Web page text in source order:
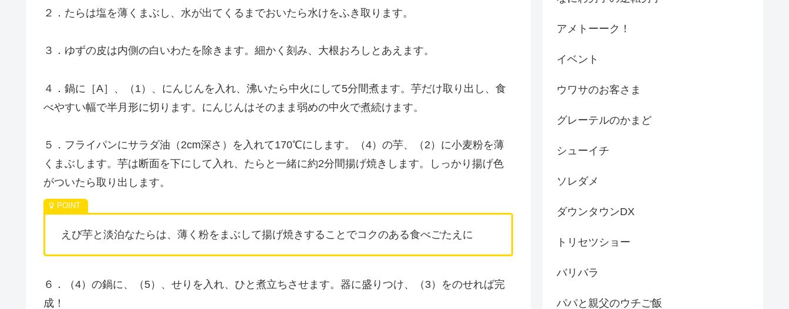
２．たらは塩を薄くまぶし、水が出てくるまでおいたら水けをふき取ります。
３．ゆずの皮は内側の白いわたを除きます。細かく刻み、大根おろしとあえます。
４．鍋に［A］、（1）、にんじんを入れ、沸いたら中火にして5分間煮ます。芋だけ取り出し、食
べやすい幅で半月形に切ります。にんじんはそのまま弱めの中火で煮続けます。
５．フライパンにサラダ油（2cm深さ）を入れて170℃にします。（4）の芋、（2）に小麦粉を薄
くまぶします。芋は断面を下にして入れ、たらと一緒に約2分間揚げ焼きします。しっかり揚げ色
がついたら取り出します。
えび芋と淡泊なたらは、薄く粉をまぶして揚げ焼きすることでコクのある食べごたえに
６．（4）の鍋に、（5）、せりを入れ、ひと煮立ちさせます。器に盛りつけ、（3）をのせれば完
成！
アメトーーク！
イベント
ウワサのお客さま
グレーテルのかまど
シューイチ
ソレダメ
ダウンタウンDX
トリセツショー
バリバラ
パパと親父のウチご飯